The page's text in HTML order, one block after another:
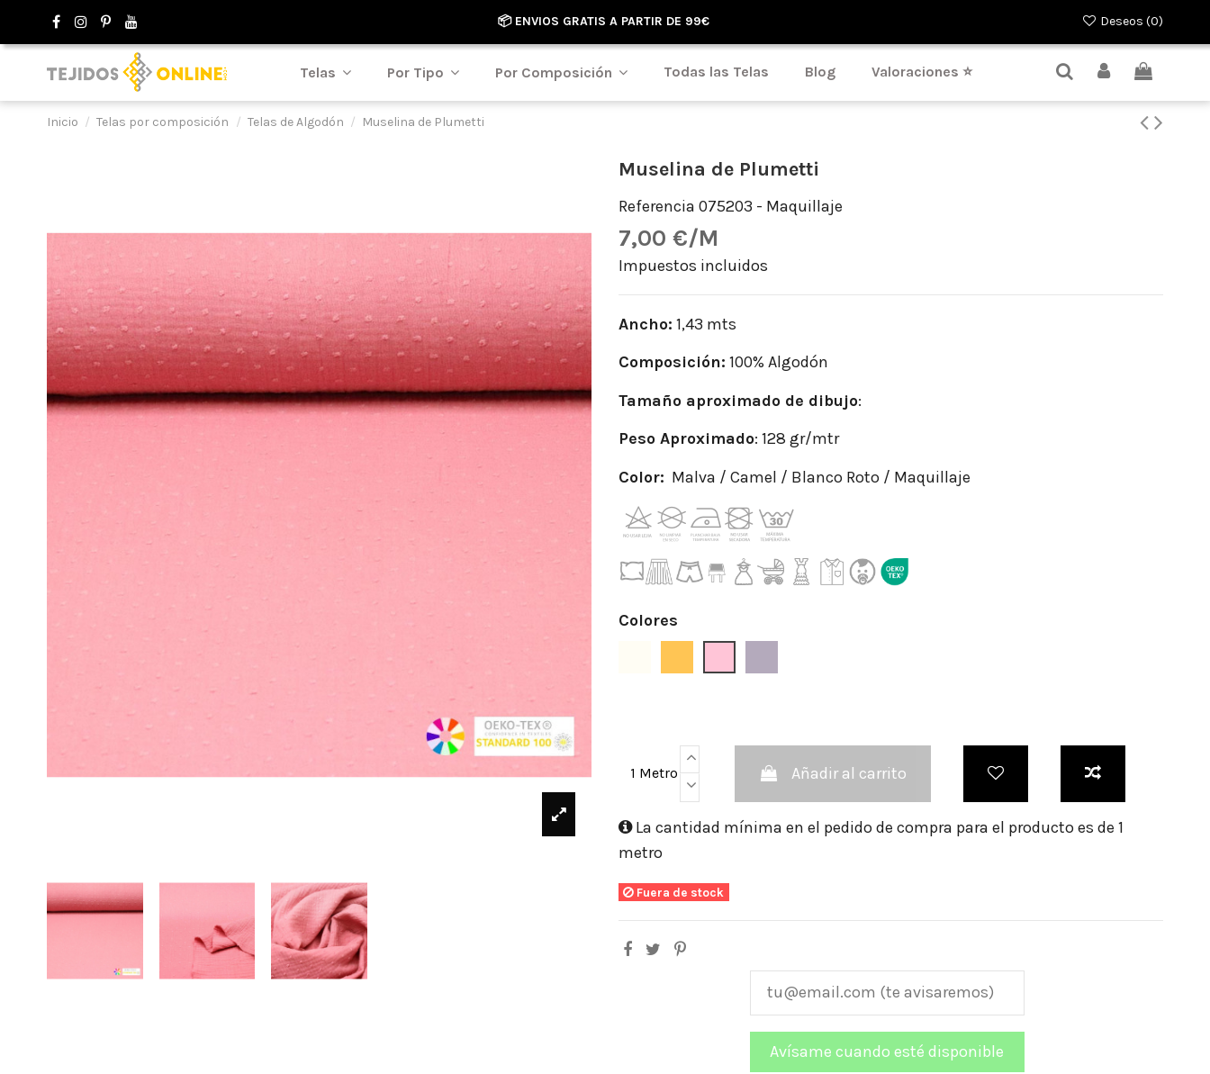
📦 ENVIOS GRATIS A PARTIR DE 99€ Deseos (0)
Telas Por Tipo Por Composición Todas las Telas Blog Valoraciones ⭐
Inicio Telas por composición Telas de Algodón Muselina de Plumetti
Muselina de Plumetti
Referencia 075203 - Maquillaje
7,00 €/M
Impuestos incluidos
Ancho: 1,43 mts
Composición: 100% Algodón
Tamaño aproximado de dibujo:
Peso Aproximado: 128 gr/mtr
Color: Malva / Camel / Blanco Roto / Maquillaje
Colores
1 Metro Añadir al carrito
La cantidad mínima en el pedido de compra para el producto es de 1
metro
Fuera de stock